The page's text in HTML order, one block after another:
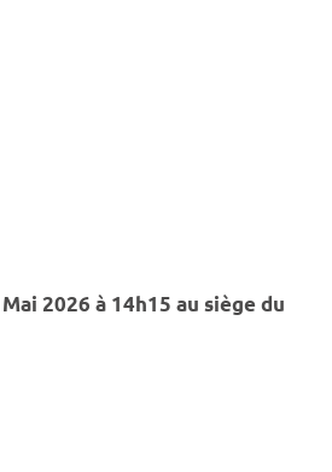
2026 à 14h15 au siège du